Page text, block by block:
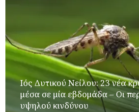
Ιός Δυτικού Νείλου: 23 νέα
μέσα σε μία εβδομάδα – Οι
υψηλού κινδύνου